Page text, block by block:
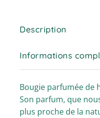
Description
Informations
Bougie parfumée de
Son parfum, que
plus proche de la